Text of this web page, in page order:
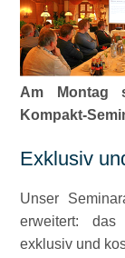
Am Montag
Kompakt-
Exklusiv
Unser
erweitert: das
exklusiv und